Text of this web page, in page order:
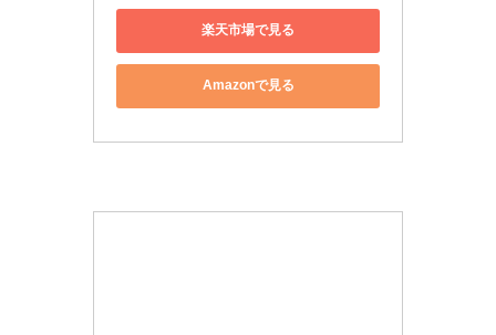
楽天市場で見る
Amazonで見る